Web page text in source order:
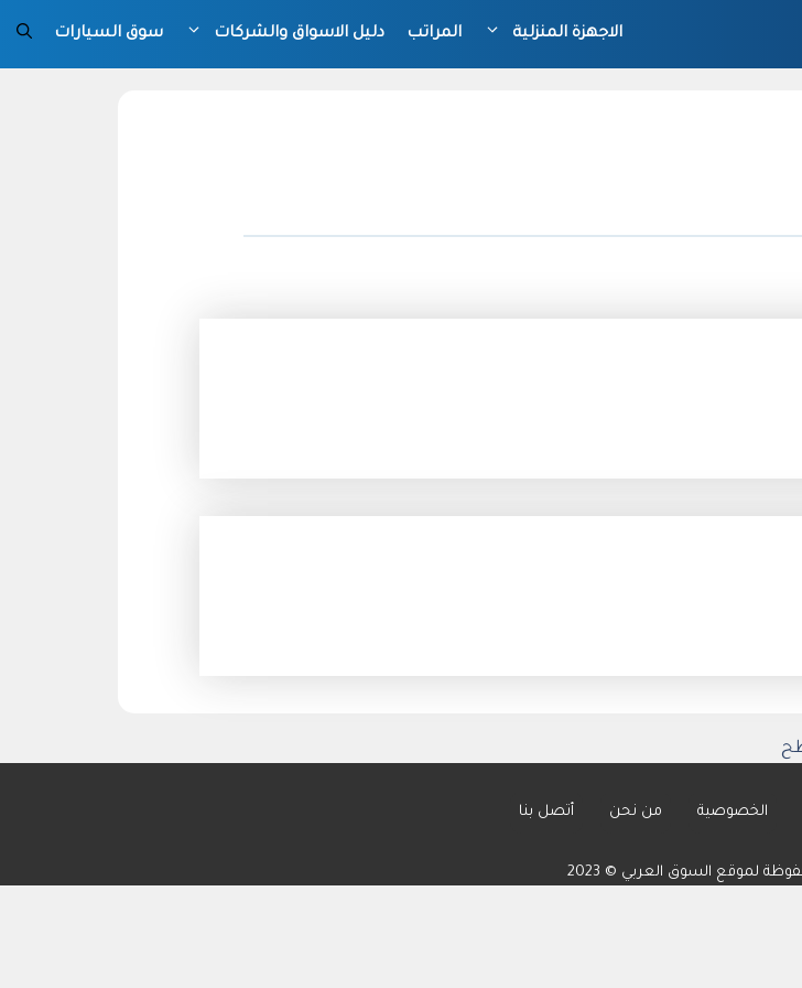
الاجهزة المنزلية المراتب دليل الاسواق والشركات سوق السيارات
الخصوصية من نحن أتصل بنا
لموقع السوق العربي © 2023